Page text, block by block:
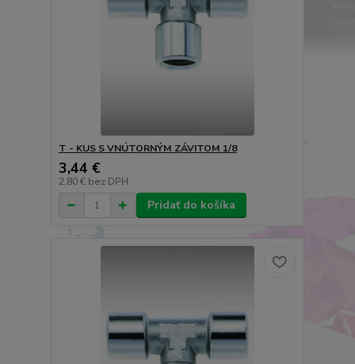
T - KUS S VNÚTORNÝM ZÁVITOM 1/8
3,44 €
2,80 € bez DPH
Pridať do košíka